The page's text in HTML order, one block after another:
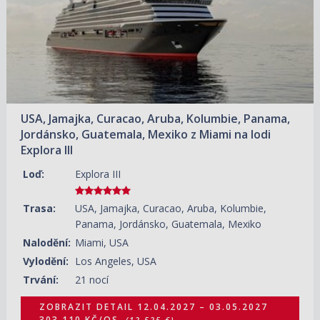
USA, Jamajka, Curacao, Aruba, Kolumbie, Panama,
Jordánsko, Guatemala, Mexiko z Miami na lodi
Explora III
Loď: Explora III
Trasa:
USA, Jamajka, Curacao, Aruba, Kolumbie,
Panama, Jordánsko, Guatemala, Mexiko
Nalodění: Miami, USA
Vylodění: Los Angeles, USA
Trvání:
21 nocí
ZOBRAZIT DETAIL 12.04.2027 – 03.05.2027